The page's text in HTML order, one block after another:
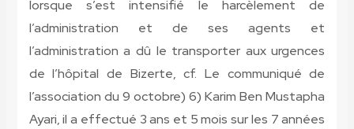
lorsque s’est intensifié le harcèlement de
l’administration et de ses agents et
l’administration a dû le transporter aux urgences
de l’hôpital de Bizerte, cf. Le communiqué de
l’association du 9 octobre) 6) Karim Ben Mustapha
Ayari, il a effectué 3 ans et 5 mois sur les 7 années